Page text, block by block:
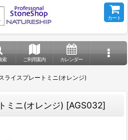
カート
索 ご利用案内 カレンダー
ライスプレートミニ(オレンジ)
ミニ(オレンジ) [AGS032]